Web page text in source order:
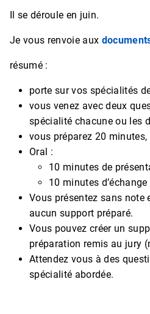
Il se déroule en juin.
Je vous renvoie aux
résumé :
porte sur vos spécialités
vous venez avec deux
spécialité chacune ou les
vous préparez 20 minutes,
Oral :
10 minutes de
10 minutes
Vous présentez sans note
aucun support préparé.
Vous pouvez créer un
préparation remis au jury
Attendez vous à des
spécialité abordée.